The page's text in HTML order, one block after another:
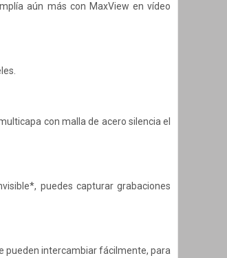
aún más con MaxView en vídeo
con malla de acero silencia el
puedes capturar grabaciones
pueden intercambiar fácilmente, para